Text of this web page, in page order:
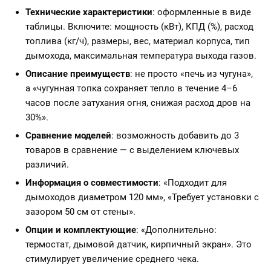
Технические характеристики: оформленные в виде
таблицы. Включите: мощность (кВт), КПД (%), расход
топлива (кг/ч), размеры, вес, материал корпуса, тип
дымохода, максимальная температура выхода газов.
Описание преимуществ: не просто «печь из чугуна»,
а «чугунная топка сохраняет тепло в течение 4–6
часов после затухания огня, снижая расход дров на
30%».
Сравнение моделей: возможность добавить до 3
товаров в сравнение — с выделением ключевых
различий.
Информация о совместимости: «Подходит для
дымоходов диаметром 120 мм», «Требует установки с
зазором 50 см от стены».
Опции и комплектующие: «Дополнительно:
термостат, дымовой датчик, кирпичный экран». Это
стимулирует увеличение среднего чека.